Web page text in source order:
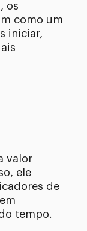
os
como um
iniciar,
valor
ele
de
tempo.